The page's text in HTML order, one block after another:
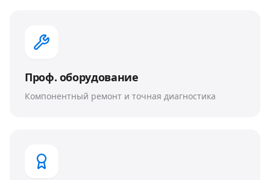
Проф. оборудование
Компонентный ремонт и точная диагностика